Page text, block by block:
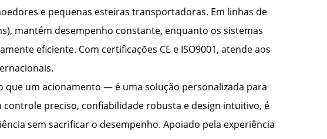
e pequenas esteiras transportadoras. Em linhas de
mantém desempenho constante, enquanto os sistemas
eficiente. Com certificações CE e ISO9001, atende aos
que um acionamento — é uma solução personalizada para
preciso, confiabilidade robusta e design intuitivo, é
sem sacrificar o desempenho. Apoiado pela experiência